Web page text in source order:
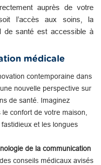
auprès de votre
l’accès aux soins, la
de santé est accessible à
médicale
contemporaine dans
nouvelle perspective sur
de santé. Imaginez
le confort de votre maison,
et les longues
de la communication
conseils médicaux avisés